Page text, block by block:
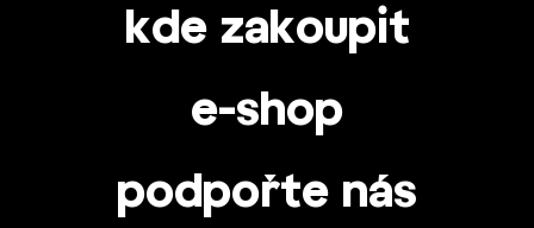
kde zakoupit
e-shop
podpořte nás